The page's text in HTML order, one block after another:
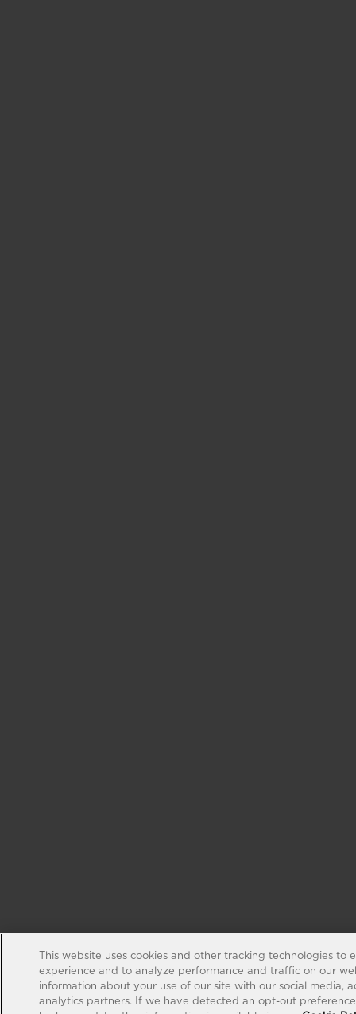
This website uses cookies and other tracking technologies to
experience and to analyze performance and traffic on our
information about your use of our site with our social media,
analytics partners. If we have detected an opt-out